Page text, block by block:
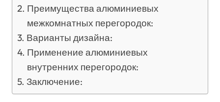
Преимущества алюминиевых
межкомнатных перегородок:
Варианты дизайна:
Применение алюминиевых
внутренних перегородок:
Заключение: